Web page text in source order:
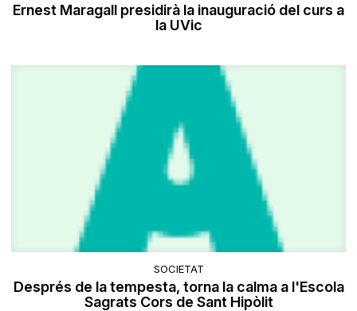
Ernest Maragall presidirà la inauguració del curs a
la UVic
SOCIETAT
Després de la tempesta, torna la calma a l'Escola
Sagrats Cors de Sant Hipòlit